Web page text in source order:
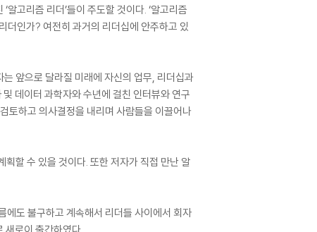
고리즘 리더’들이 주도할 것이다. ‘알고리즘
더인가? 여전히 과거의 리더십에 안주하고 있
앞으로 달라질 미래에 자신의 업무, 리더십과
데이터 과학자와 수년에 걸친 인터뷰와 연구
토하고 의사결정을 내리며 사람들을 이끌어나
할 수 있을 것이다. 또한 저자가 직접 만난 알
에도 불구하고 계속해서 리더들 사이에서 회자